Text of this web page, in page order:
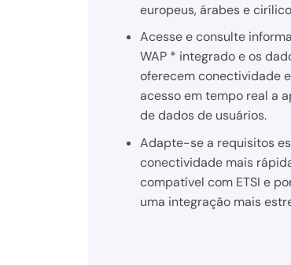
europeus, árabes e
Acesse e consulte
WAP * integrado e os
oferecem conectividade
acesso em tempo real a
de dados de usuários.
Adapte-se a requisitos
conectividade mais
compatível com ETSI e
uma integração mais